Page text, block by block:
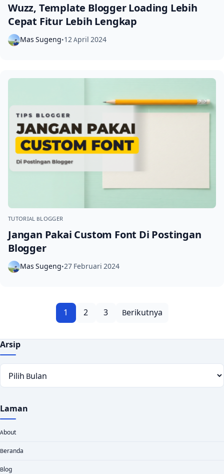
Wuzz, Template Blogger Loading Lebih
Cepat Fitur Lebih Lengkap
Mas Sugeng•12 April 2024
TUTORIAL BLOGGER
Jangan Pakai Custom Font Di Postingan
Blogger
Mas Sugeng•27 Februari 2024
Paginasi pos
1 2 3 Berikutnya
Arsip
Arsip
Laman
About
Beranda
Blog